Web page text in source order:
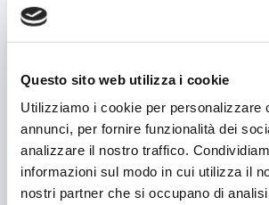
Questo sito web utilizza i cookie
Utilizziamo i cookie per personalizzare
annunci, per fornire funzionalità dei
analizzare il nostro traffico.
informazioni sul modo in cui utilizza il
nostri partner che si occupano di
incontri
ingressogratuitoeiscrizione
garantire una migliore organizzazione
dell’evento.
Ecco il calendario completo
appuntamenti: